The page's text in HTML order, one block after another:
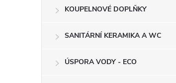
KOUPELNOVÉ DOPLŇKY
SANITÁRNÍ KERAMIKA A WC
ÚSPORA VODY - ECO